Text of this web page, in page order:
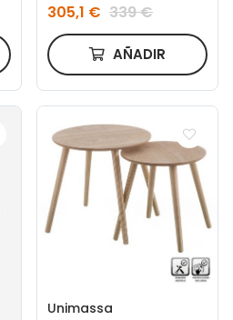
305,1 € 339 €
AÑADIR
Unimassa